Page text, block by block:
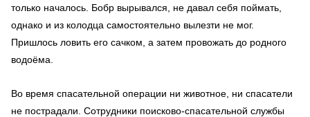
только началось. Бобр вырывался, не давал себя поймать,
однако и из колодца самостоятельно вылезти не мог.
Пришлось ловить его сачком, а затем провожать до родного
водоёма.
Во время спасательной операции ни животное, ни спасатели
не пострадали. Сотрудники поисково-спасательной службы